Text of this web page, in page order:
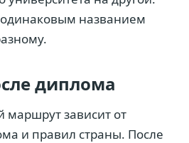
названием
диплома
зависит от
и правил страны. После